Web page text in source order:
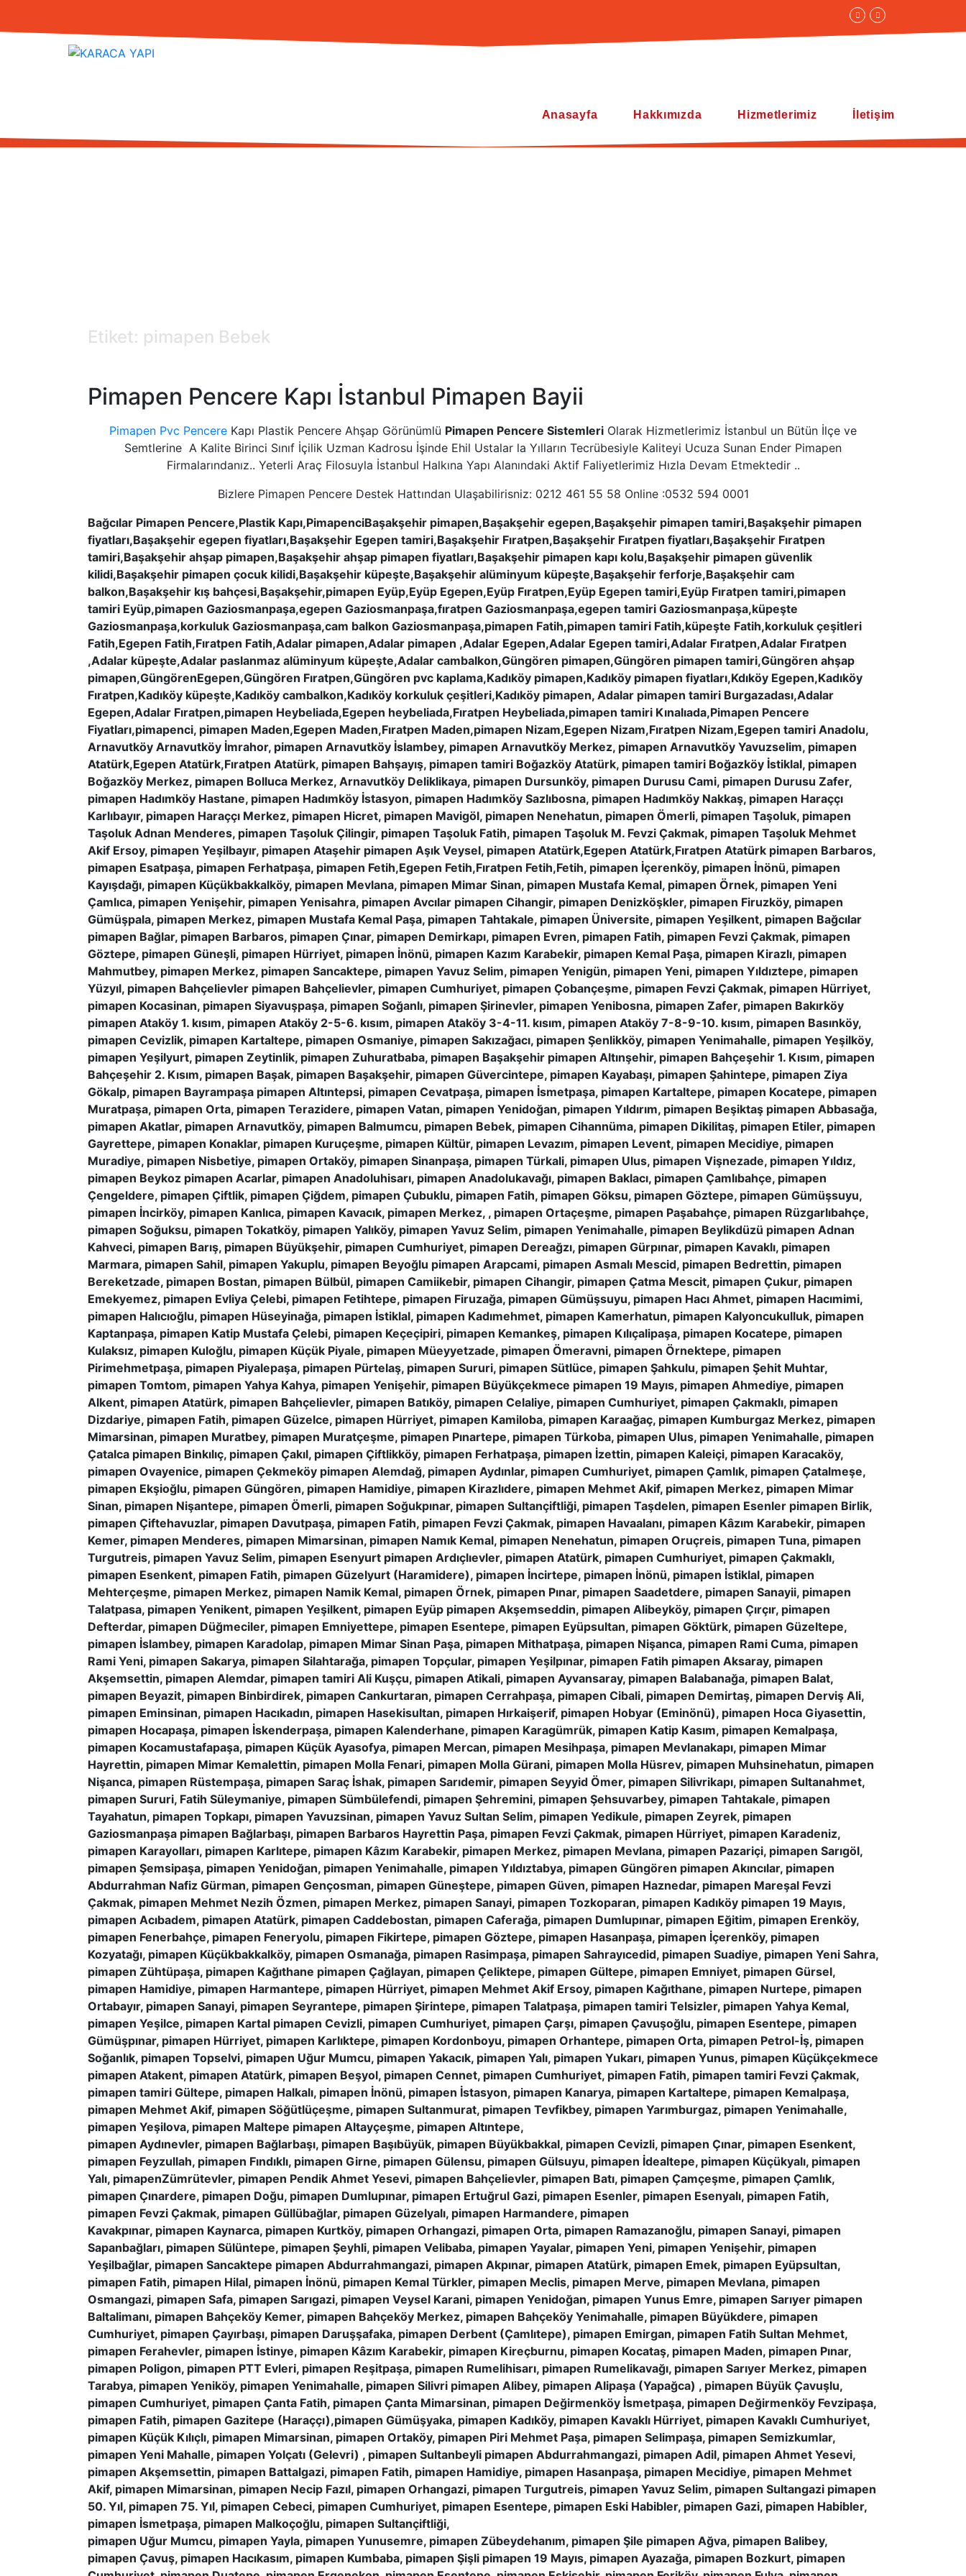
Anasayfa Hakkımızda Hizmetlerimiz İletişim
Etiket: pimapen Bebek
Pimapen Pencere Kapı İstanbul Pimapen Bayii
Pimapen Pvc Pencere Kapı Plastik Pencere Ahşap Görünümlü Pimapen Pencere Sistemleri Olarak Hizmetlerimiz İstanbul un Bütün İlçe ve
Semtlerine A Kalite Birinci Sınıf İçilik Uzman Kadrosu İşinde Ehil Ustalar la Yılların Tecrübesiyle Kaliteyi Ucuza Sunan Ender Pimapen
Firmalarındanız.. Yeterli Araç Filosuyla İstanbul Halkına Yapı Alanındaki Aktif Faliyetlerimiz Hızla Devam Etmektedir ..
Bizlere Pimapen Pencere Destek Hattından Ulaşabilirisniz: 0212 461 55 58 Online :0532 594 0001
Bağcılar Pimapen Pencere,Plastik Kapı,PimapenciBaşakşehir pimapen,Başakşehir egepen,Başakşehir pimapen tamiri,Başakşehir pimapen
fiyatları,Başakşehir egepen fiyatları,Başakşehir Egepen tamiri,Başakşehir Fıratpen,Başakşehir Fıratpen fiyatları,Başakşehir Fıratpen
tamiri,Başakşehir ahşap pimapen,Başakşehir ahşap pimapen fiyatları,Başakşehir pimapen kapı kolu,Başakşehir pimapen güvenlik
kilidi,Başakşehir pimapen çocuk kilidi,Başakşehir küpeşte,Başakşehir alüminyum küpeşte,Başakşehir ferforje,Başakşehir cam
balkon,Başakşehir kış bahçesi,Başakşehir,pimapen Eyüp,Eyüp Egepen,Eyüp Fıratpen,Eyüp Egepen tamiri,Eyüp Fıratpen tamiri,pimapen
tamiri Eyüp,pimapen Gaziosmanpaşa,egepen Gaziosmanpaşa,fıratpen Gaziosmanpaşa,egepen tamiri Gaziosmanpaşa,küpeşte
Gaziosmanpaşa,korkuluk Gaziosmanpaşa,cam balkon Gaziosmanpaşa,pimapen Fatih,pimapen tamiri Fatih,küpeşte Fatih,korkuluk çeşitleri
Fatih,Egepen Fatih,Fıratpen Fatih,Adalar pimapen,Adalar pimapen ,Adalar Egepen,Adalar Egepen tamiri,Adalar Fıratpen,Adalar Fıratpen
,Adalar küpeşte,Adalar paslanmaz alüminyum küpeşte,Adalar cambalkon,Güngören pimapen,Güngören pimapen tamiri,Güngören ahşap
pimapen,GüngörenEgepen,Güngören Fıratpen,Güngören pvc kaplama,Kadıköy pimapen,Kadıköy pimapen fiyatları,Kdıköy Egepen,Kadıköy
Fıratpen,Kadıköy küpeşte,Kadıköy cambalkon,Kadıköy korkuluk çeşitleri,Kadıköy pimapen, Adalar pimapen tamiri Burgazadası,Adalar
Egepen,Adalar Fıratpen,pimapen Heybeliada,Egepen heybeliada,Fıratpen Heybeliada,pimapen tamiri Kınalıada,Pimapen Pencere
Fiyatları,pimapenci, pimapen Maden,Egepen Maden,Fıratpen Maden,pimapen Nizam,Egepen Nizam,Fıratpen Nizam,Egepen tamiri Anadolu,
Arnavutköy Arnavutköy İmrahor, pimapen Arnavutköy İslambey, pimapen Arnavutköy Merkez, pimapen Arnavutköy Yavuzselim, pimapen
Atatürk,Egepen Atatürk,Fıratpen Atatürk, pimapen Bahşayış, pimapen tamiri Boğazköy Atatürk, pimapen tamiri Boğazköy İstiklal, pimapen
Boğazköy Merkez, pimapen Bolluca Merkez, Arnavutköy Deliklikaya, pimapen Dursunköy, pimapen Durusu Cami, pimapen Durusu Zafer,
pimapen Hadımköy Hastane, pimapen Hadımköy İstasyon, pimapen Hadımköy Sazlıbosna, pimapen Hadımköy Nakkaş, pimapen Haraççı
Karlıbayır, pimapen Haraççı Merkez, pimapen Hicret, pimapen Mavigöl, pimapen Nenehatun, pimapen Ömerli, pimapen Taşoluk, pimapen
Taşoluk Adnan Menderes, pimapen Taşoluk Çilingir, pimapen Taşoluk Fatih, pimapen Taşoluk M. Fevzi Çakmak, pimapen Taşoluk Mehmet
Akif Ersoy, pimapen Yeşilbayır, pimapen Ataşehir pimapen Aşık Veysel, pimapen Atatürk,Egepen Atatürk,Fıratpen Atatürk pimapen Barbaros,
pimapen Esatpaşa, pimapen Ferhatpaşa, pimapen Fetih,Egepen Fetih,Fıratpen Fetih,Fetih, pimapen İçerenköy, pimapen İnönü, pimapen
Kayışdağı, pimapen Küçükbakkalköy, pimapen Mevlana, pimapen Mimar Sinan, pimapen Mustafa Kemal, pimapen Örnek, pimapen Yeni
Çamlıca, pimapen Yenişehir, pimapen Yenisahra, pimapen Avcılar pimapen Cihangir, pimapen Denizköşkler, pimapen Firuzköy, pimapen
Gümüşpala, pimapen Merkez, pimapen Mustafa Kemal Paşa, pimapen Tahtakale, pimapen Üniversite, pimapen Yeşilkent, pimapen Bağcılar
pimapen Bağlar, pimapen Barbaros, pimapen Çınar, pimapen Demirkapı, pimapen Evren, pimapen Fatih, pimapen Fevzi Çakmak, pimapen
Göztepe, pimapen Güneşli, pimapen Hürriyet, pimapen İnönü, pimapen Kazım Karabekir, pimapen Kemal Paşa, pimapen Kirazlı, pimapen
Mahmutbey, pimapen Merkez, pimapen Sancaktepe, pimapen Yavuz Selim, pimapen Yenigün, pimapen Yeni, pimapen Yıldıztepe, pimapen
Yüzyıl, pimapen Bahçelievler pimapen Bahçelievler, pimapen Cumhuriyet, pimapen Çobançeşme, pimapen Fevzi Çakmak, pimapen Hürriyet,
pimapen Kocasinan, pimapen Siyavuşpaşa, pimapen Soğanlı, pimapen Şirinevler, pimapen Yenibosna, pimapen Zafer, pimapen Bakırköy
pimapen Ataköy 1. kısım, pimapen Ataköy 2-5-6. kısım, pimapen Ataköy 3-4-11. kısım, pimapen Ataköy 7-8-9-10. kısım, pimapen Basınköy,
pimapen Cevizlik, pimapen Kartaltepe, pimapen Osmaniye, pimapen Sakızağacı, pimapen Şenlikköy, pimapen Yenimahalle, pimapen Yeşilköy,
pimapen Yeşilyurt, pimapen Zeytinlik, pimapen Zuhuratbaba, pimapen Başakşehir pimapen Altınşehir, pimapen Bahçeşehir 1. Kısım, pimapen
Bahçeşehir 2. Kısım, pimapen Başak, pimapen Başakşehir, pimapen Güvercintepe, pimapen Kayabaşı, pimapen Şahintepe, pimapen Ziya
Gökalp, pimapen Bayrampaşa pimapen Altıntepsi, pimapen Cevatpaşa, pimapen İsmetpaşa, pimapen Kartaltepe, pimapen Kocatepe, pimapen
Muratpaşa, pimapen Orta, pimapen Terazidere, pimapen Vatan, pimapen Yenidoğan, pimapen Yıldırım, pimapen Beşiktaş pimapen Abbasağa,
pimapen Akatlar, pimapen Arnavutköy, pimapen Balmumcu, pimapen Bebek, pimapen Cihannüma, pimapen Dikilitaş, pimapen Etiler, pimapen
Gayrettepe, pimapen Konaklar, pimapen Kuruçeşme, pimapen Kültür, pimapen Levazım, pimapen Levent, pimapen Mecidiye, pimapen
Muradiye, pimapen Nisbetiye, pimapen Ortaköy, pimapen Sinanpaşa, pimapen Türkali, pimapen Ulus, pimapen Vişnezade, pimapen Yıldız,
pimapen Beykoz pimapen Acarlar, pimapen Anadoluhisarı, pimapen Anadolukavağı, pimapen Baklacı, pimapen Çamlıbahçe, pimapen
Çengeldere, pimapen Çiftlik, pimapen Çiğdem, pimapen Çubuklu, pimapen Fatih, pimapen Göksu, pimapen Göztepe, pimapen Gümüşsuyu,
pimapen İncirköy, pimapen Kanlıca, pimapen Kavacık, pimapen Merkez, , pimapen Ortaçeşme, pimapen Paşabahçe, pimapen Rüzgarlıbahçe,
pimapen Soğuksu, pimapen Tokatköy, pimapen Yalıköy, pimapen Yavuz Selim, pimapen Yenimahalle, pimapen Beylikdüzü pimapen Adnan
Kahveci, pimapen Barış, pimapen Büyükşehir, pimapen Cumhuriyet, pimapen Dereağzı, pimapen Gürpınar, pimapen Kavaklı, pimapen
Marmara, pimapen Sahil, pimapen Yakuplu, pimapen Beyoğlu pimapen Arapcami, pimapen Asmalı Mescid, pimapen Bedrettin, pimapen
Bereketzade, pimapen Bostan, pimapen Bülbül, pimapen Camiikebir, pimapen Cihangir, pimapen Çatma Mescit, pimapen Çukur, pimapen
Emekyemez, pimapen Evliya Çelebi, pimapen Fetihtepe, pimapen Firuzağa, pimapen Gümüşsuyu, pimapen Hacı Ahmet, pimapen Hacımimi,
pimapen Halıcıoğlu, pimapen Hüseyinağa, pimapen İstiklal, pimapen Kadımehmet, pimapen Kamerhatun, pimapen Kalyoncukulluk, pimapen
Kaptanpaşa, pimapen Katip Mustafa Çelebi, pimapen Keçeçipiri, pimapen Kemankeş, pimapen Kılıçalipaşa, pimapen Kocatepe, pimapen
Kulaksız, pimapen Kuloğlu, pimapen Küçük Piyale, pimapen Müeyyetzade, pimapen Ömeravni, pimapen Örnektepe, pimapen
Pirimehmetpaşa, pimapen Piyalepaşa, pimapen Pürtelaş, pimapen Sururi, pimapen Sütlüce, pimapen Şahkulu, pimapen Şehit Muhtar,
pimapen Tomtom, pimapen Yahya Kahya, pimapen Yenişehir, pimapen Büyükçekmece pimapen 19 Mayıs, pimapen Ahmediye, pimapen
Alkent, pimapen Atatürk, pimapen Bahçelievler, pimapen Batıköy, pimapen Celaliye, pimapen Cumhuriyet, pimapen Çakmaklı, pimapen
Dizdariye, pimapen Fatih, pimapen Güzelce, pimapen Hürriyet, pimapen Kamiloba, pimapen Karaağaç, pimapen Kumburgaz Merkez, pimapen
Mimarsinan, pimapen Muratbey, pimapen Muratçeşme, pimapen Pınartepe, pimapen Türkoba, pimapen Ulus, pimapen Yenimahalle, pimapen
Çatalca pimapen Binkılıç, pimapen Çakıl, pimapen Çiftlikköy, pimapen Ferhatpaşa, pimapen İzettin, pimapen Kaleiçi, pimapen Karacaköy,
pimapen Ovayenice, pimapen Çekmeköy pimapen Alemdağ, pimapen Aydınlar, pimapen Cumhuriyet, pimapen Çamlık, pimapen Çatalmeşe,
pimapen Ekşioğlu, pimapen Güngören, pimapen Hamidiye, pimapen Kirazlıdere, pimapen Mehmet Akif, pimapen Merkez, pimapen Mimar
Sinan, pimapen Nişantepe, pimapen Ömerli, pimapen Soğukpınar, pimapen Sultançiftliği, pimapen Taşdelen, pimapen Esenler pimapen Birlik,
pimapen Çiftehavuzlar, pimapen Davutpaşa, pimapen Fatih, pimapen Fevzi Çakmak, pimapen Havaalanı, pimapen Kâzım Karabekir, pimapen
Kemer, pimapen Menderes, pimapen Mimarsinan, pimapen Namık Kemal, pimapen Nenehatun, pimapen Oruçreis, pimapen Tuna, pimapen
Turgutreis, pimapen Yavuz Selim, pimapen Esenyurt pimapen Ardıçlıevler, pimapen Atatürk, pimapen Cumhuriyet, pimapen Çakmaklı,
pimapen Esenkent, pimapen Fatih, pimapen Güzelyurt (Haramidere), pimapen İncirtepe, pimapen İnönü, pimapen İstiklal, pimapen
Mehterçeşme, pimapen Merkez, pimapen Namik Kemal, pimapen Örnek, pimapen Pınar, pimapen Saadetdere, pimapen Sanayii, pimapen
Talatpasa, pimapen Yenikent, pimapen Yeşilkent, pimapen Eyüp pimapen Akşemseddin, pimapen Alibeyköy, pimapen Çırçır, pimapen
Defterdar, pimapen Düğmeciler, pimapen Emniyettepe, pimapen Esentepe, pimapen Eyüpsultan, pimapen Göktürk, pimapen Güzeltepe,
pimapen İslambey, pimapen Karadolap, pimapen Mimar Sinan Paşa, pimapen Mithatpaşa, pimapen Nişanca, pimapen Rami Cuma, pimapen
Rami Yeni, pimapen Sakarya, pimapen Silahtarağa, pimapen Topçular, pimapen Yeşilpınar, pimapen Fatih pimapen Aksaray, pimapen
Akşemsettin, pimapen Alemdar, pimapen tamiri Ali Kuşçu, pimapen Atikali, pimapen Ayvansaray, pimapen Balabanağa, pimapen Balat,
pimapen Beyazit, pimapen Binbirdirek, pimapen Cankurtaran, pimapen Cerrahpaşa, pimapen Cibali, pimapen Demirtaş, pimapen Derviş Ali,
pimapen Eminsinan, pimapen Hacıkadın, pimapen Hasekisultan, pimapen Hırkaişerif, pimapen Hobyar (Eminönü), pimapen Hoca Giyasettin,
pimapen Hocapaşa, pimapen İskenderpaşa, pimapen Kalenderhane, pimapen Karagümrük, pimapen Katip Kasım, pimapen Kemalpaşa,
pimapen Kocamustafapaşa, pimapen Küçük Ayasofya, pimapen Mercan, pimapen Mesihpaşa, pimapen Mevlanakapı, pimapen Mimar
Hayrettin, pimapen Mimar Kemalettin, pimapen Molla Fenari, pimapen Molla Gürani, pimapen Molla Hüsrev, pimapen Muhsinehatun, pimapen
Nişanca, pimapen Rüstempaşa, pimapen Saraç İshak, pimapen Sarıdemir, pimapen Seyyid Ömer, pimapen Silivrikapı, pimapen Sultanahmet,
pimapen Sururi, Fatih Süleymaniye, pimapen Sümbülefendi, pimapen Şehremini, pimapen Şehsuvarbey, pimapen Tahtakale, pimapen
Tayahatun, pimapen Topkapı, pimapen Yavuzsinan, pimapen Yavuz Sultan Selim, pimapen Yedikule, pimapen Zeyrek, pimapen
Gaziosmanpaşa pimapen Bağlarbaşı, pimapen Barbaros Hayrettin Paşa, pimapen Fevzi Çakmak, pimapen Hürriyet, pimapen Karadeniz,
pimapen Karayolları, pimapen Karlıtepe, pimapen Kâzım Karabekir, pimapen Merkez, pimapen Mevlana, pimapen Pazariçi, pimapen Sarıgöl,
pimapen Şemsipaşa, pimapen Yenidoğan, pimapen Yenimahalle, pimapen Yıldıztabya, pimapen Güngören pimapen Akıncılar, pimapen
Abdurrahman Nafiz Gürman, pimapen Gençosman, pimapen Güneştepe, pimapen Güven, pimapen Haznedar, pimapen Mareşal Fevzi
Çakmak, pimapen Mehmet Nezih Özmen, pimapen Merkez, pimapen Sanayi, pimapen Tozkoparan, pimapen Kadıköy pimapen 19 Mayıs,
pimapen Acıbadem, pimapen Atatürk, pimapen Caddebostan, pimapen Caferağa, pimapen Dumlupınar, pimapen Eğitim, pimapen Erenköy,
pimapen Fenerbahçe, pimapen Feneryolu, pimapen Fikirtepe, pimapen Göztepe, pimapen Hasanpaşa, pimapen İçerenköy, pimapen
Kozyatağı, pimapen Küçükbakkalköy, pimapen Osmanağa, pimapen Rasimpaşa, pimapen Sahrayıcedid, pimapen Suadiye, pimapen Yeni Sahra,
pimapen Zühtüpaşa, pimapen Kağıthane pimapen Çağlayan, pimapen Çeliktepe, pimapen Gültepe, pimapen Emniyet, pimapen Gürsel,
pimapen Hamidiye, pimapen Harmantepe, pimapen Hürriyet, pimapen Mehmet Akif Ersoy, pimapen Kağıthane, pimapen Nurtepe, pimapen
Ortabayır, pimapen Sanayi, pimapen Seyrantepe, pimapen Şirintepe, pimapen Talatpaşa, pimapen tamiri Telsizler, pimapen Yahya Kemal,
pimapen Yeşilce, pimapen Kartal pimapen Cevizli, pimapen Cumhuriyet, pimapen Çarşı, pimapen Çavuşoğlu, pimapen Esentepe, pimapen
Gümüşpınar, pimapen Hürriyet, pimapen Karlıktepe, pimapen Kordonboyu, pimapen Orhantepe, pimapen Orta, pimapen Petrol-İş, pimapen
Soğanlık, pimapen Topselvi, pimapen Uğur Mumcu, pimapen Yakacık, pimapen Yalı, pimapen Yukarı, pimapen Yunus, pimapen Küçükçekmece
pimapen Atakent, pimapen Atatürk, pimapen Beşyol, pimapen Cennet, pimapen Cumhuriyet, pimapen Fatih, pimapen tamiri Fevzi Çakmak,
pimapen tamiri Gültepe, pimapen Halkalı, pimapen İnönü, pimapen İstasyon, pimapen Kanarya, pimapen Kartaltepe, pimapen Kemalpaşa,
pimapen Mehmet Akif, pimapen Söğütlüçeşme, pimapen Sultanmurat, pimapen Tevfikbey, pimapen Yarımburgaz, pimapen Yenimahalle,
pimapen Yeşilova, pimapen Maltepe pimapen Altayçeşme, pimapen Altıntepe,
pimapen Aydınevler, pimapen Bağlarbaşı, pimapen Başıbüyük, pimapen Büyükbakkal, pimapen Cevizli, pimapen Çınar, pimapen Esenkent,
pimapen Feyzullah, pimapen Fındıklı, pimapen Girne, pimapen Gülensu, pimapen Gülsuyu, pimapen İdealtepe, pimapen Küçükyalı, pimapen
Yalı, pimapenZümrütevler, pimapen Pendik Ahmet Yesevi, pimapen Bahçelievler, pimapen Batı, pimapen Çamçeşme, pimapen Çamlık,
pimapen Çınardere, pimapen Doğu, pimapen Dumlupınar, pimapen Ertuğrul Gazi, pimapen Esenler, pimapen Esenyalı, pimapen Fatih,
pimapen Fevzi Çakmak, pimapen Güllübağlar, pimapen Güzelyalı, pimapen Harmandere, pimapen
Kavakpınar, pimapen Kaynarca, pimapen Kurtköy, pimapen Orhangazi, pimapen Orta, pimapen Ramazanoğlu, pimapen Sanayi, pimapen
Sapanbağları, pimapen Sülüntepe, pimapen Şeyhli, pimapen Velibaba, pimapen Yayalar, pimapen Yeni, pimapen Yenişehir, pimapen
Yeşilbağlar, pimapen Sancaktepe pimapen Abdurrahmangazi, pimapen Akpınar, pimapen Atatürk, pimapen Emek, pimapen Eyüpsultan,
pimapen Fatih, pimapen Hilal, pimapen İnönü, pimapen Kemal Türkler, pimapen Meclis, pimapen Merve, pimapen Mevlana, pimapen
Osmangazi, pimapen Safa, pimapen Sarıgazi, pimapen Veysel Karani, pimapen Yenidoğan, pimapen Yunus Emre, pimapen Sarıyer pimapen
Baltalimanı, pimapen Bahçeköy Kemer, pimapen Bahçeköy Merkez, pimapen Bahçeköy Yenimahalle, pimapen Büyükdere, pimapen
Cumhuriyet, pimapen Çayırbaşı, pimapen Daruşşafaka, pimapen Derbent (Çamlıtepe), pimapen Emirgan, pimapen Fatih Sultan Mehmet,
pimapen Ferahevler, pimapen İstinye, pimapen Kâzım Karabekir, pimapen Kireçburnu, pimapen Kocataş, pimapen Maden, pimapen Pınar,
pimapen Poligon, pimapen PTT Evleri, pimapen Reşitpaşa, pimapen Rumelihisarı, pimapen Rumelikavağı, pimapen Sarıyer Merkez, pimapen
Tarabya, pimapen Yeniköy, pimapen Yenimahalle, pimapen Silivri pimapen Alibey, pimapen Alipaşa (Yapağca) , pimapen Büyük Çavuşlu,
pimapen Cumhuriyet, pimapen Çanta Fatih, pimapen Çanta Mimarsinan, pimapen Değirmenköy İsmetpaşa, pimapen Değirmenköy Fevzipaşa,
pimapen Fatih, pimapen Gazitepe (Haraççı),pimapen Gümüşyaka, pimapen Kadıköy, pimapen Kavaklı Hürriyet, pimapen Kavaklı Cumhuriyet,
pimapen Küçük Kılıçlı, pimapen Mimarsinan, pimapen Ortaköy, pimapen Piri Mehmet Paşa, pimapen Selimpaşa, pimapen Semizkumlar,
pimapen Yeni Mahalle, pimapen Yolçatı (Gelevri) , pimapen Sultanbeyli pimapen Abdurrahmangazi, pimapen Adil, pimapen Ahmet Yesevi,
pimapen Akşemsettin, pimapen Battalgazi, pimapen Fatih, pimapen Hamidiye, pimapen Hasanpaşa, pimapen Mecidiye, pimapen Mehmet
Akif, pimapen Mimarsinan, pimapen Necip Fazıl, pimapen Orhangazi, pimapen Turgutreis, pimapen Yavuz Selim, pimapen Sultangazi pimapen
50. Yıl, pimapen 75. Yıl, pimapen Cebeci, pimapen Cumhuriyet, pimapen Esentepe, pimapen Eski Habibler, pimapen Gazi, pimapen Habibler,
pimapen İsmetpaşa, pimapen Malkoçoğlu, pimapen Sultançiftliği,
pimapen Uğur Mumcu, pimapen Yayla, pimapen Yunusemre, pimapen Zübeydehanım, pimapen Şile pimapen Ağva, pimapen Balibey,
pimapen Çavuş, pimapen Hacıkasım, pimapen Kumbaba, pimapen Şişli pimapen 19 Mayıs, pimapen Ayazağa, pimapen Bozkurt, pimapen